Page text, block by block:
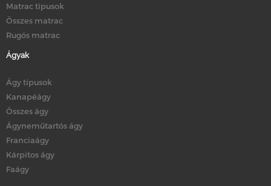
Matrac típusok
Összes matrac
Rugós matrac
Ágyak
Ágy típusok
Kanapéágy
Összes ágy
Ágyneműtartós ágy
Franciaágy
Kárpitos ágy
Faágy